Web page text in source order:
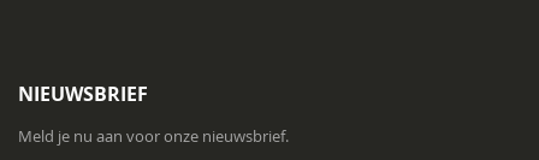
NIEUWSBRIEF
Meld je nu aan voor onze nieuwsbrief.